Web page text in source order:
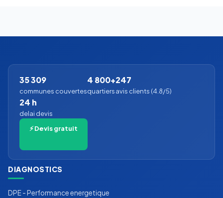
35 309
communes couvertes
4 800+
quartiers
247
avis clients (4.8/5)
24 h
delai devis
⚡ Devis gratuit
DIAGNOSTICS
DPE - Performance energetique